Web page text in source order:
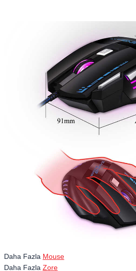
Daha Fazla Mouse
Daha Fazla Zore